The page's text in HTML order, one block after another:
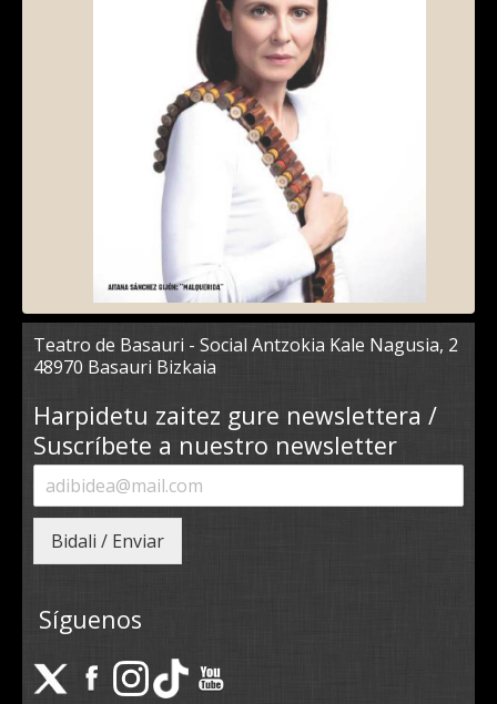
Teatro de Basauri - Social Antzokia Kale Nagusia, 2
48970 Basauri Bizkaia
Harpidetu zaitez gure newslettera /
Suscríbete a nuestro newsletter
Bidali / Enviar
Síguenos